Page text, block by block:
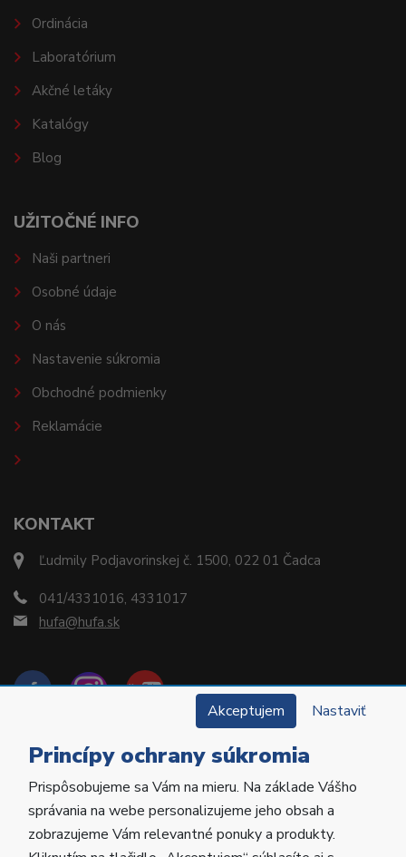
KONTAKT
Ľudmily Podjavorinskej č. 1500, 022 01 Čadca
041/4331016, 4331017
hufa@hufa.sk
Ordinácia
Laboratórium
Akčné letáky
Katalógy
Blog
UŽITOČNÉ INFO
Naši partneri
Osobné údaje
O nás
Nastavenie súkromia
Obchodné podmienky
Reklamácie
Copyright © 2022 Hu-Fa Dental a.s. Všetky práva
vyhradené.
Akceptujem Nastaviť
Princípy ochrany súkromia
Prispôsobujeme sa Vám na mieru. Na základe Vášho
správania na webe personalizujeme jeho obsah a
zobrazujeme Vám relevantné ponuky a produkty.